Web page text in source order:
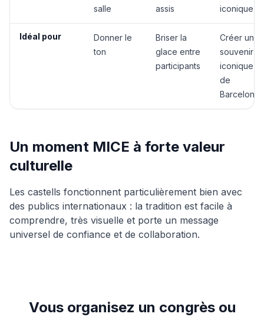
salle
assis
iconique
Idéal pour
Donner le
ton
Briser la
glace entre
participants
Créer un
souvenir
iconique
de
Barcelone
Un moment MICE à forte valeur
culturelle
Les castells fonctionnent particulièrement bien avec
des publics internationaux : la tradition est facile à
comprendre, très visuelle et porte un message
universel de confiance et de collaboration.
Vous organisez un congrès ou